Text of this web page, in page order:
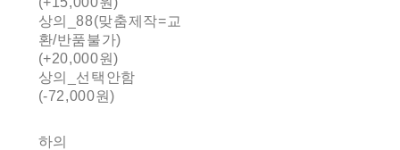
상의_88(맞춤제작=교
환/반품불가)
(+20,000원)
상의_선택안함
(-72,000원)
하의